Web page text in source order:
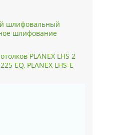
шлифовальный
шлифование
PLANEX LHS 2
EQ, PLANEX LHS-E